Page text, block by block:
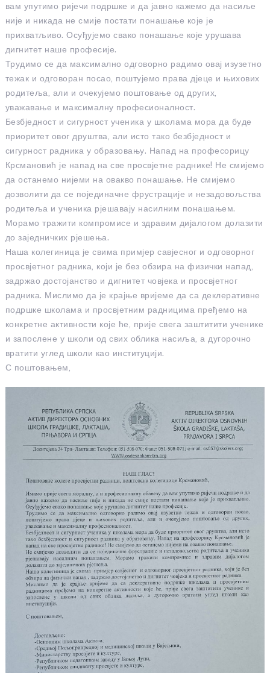
вам упутимо ријечи подршке и да јавно кажемо да насиље
није и никада не смије постати понашање које је
прихватљиво. Осуђујемо свако понашање које урушава
дигнитет наше професије.
Трудимо се да максимално одговорно радимо овај изузетно
тежак и одговоран посао, поштујемо права дјеце и њихових
родитеља, али и очекујемо поштовање од других,
уважавање и максималну професионалност.
Безбједност и сигурност ученика у школама мора да буде
приоритет овог друштва, али исто тако безбједност и
сигурност радника у образовању. Напад на професорицу
Крсмановић је напад на све просвјетне раднике! Не смијемо
да останемо нијеми на овакво понашање. Не смијемо
дозволити да се појединачне фрустрације и незадовољства
родитеља и ученика рјешавају насилним понашањем.
Морамо тражити компромисе и здравим дијалогом долазити
до заједничких рјешења.
Наша колегиница је свима примјер савјесног и одговорног
просвјетног радника, који је без обзира на физички напад,
задржао достојанство и дигнитет човјека и просвјетног
радника. Мислимо да је крајње вријеме да са деклеративне
подршке школама и просвјетним радницима пређемо на
конкретне активности које ће, прије свега заштитити ученике
и запослене у школи од свих облика насиља, а дугорочно
вратити углед школи као институцији.
С поштовањем,